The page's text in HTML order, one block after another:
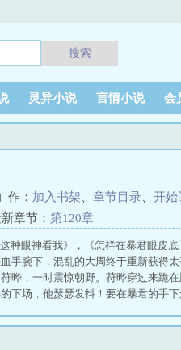
搜索
灵异小说 言情小说 会
作： 加入书架 章节目录
开始
章节： 第120章
种眼神看我》，《怎样在暴君眼皮
手腕下，混乱的大周终于重新获得
晔，一时震惊朝野。苻晔穿过来跪
下场，他瑟瑟发抖！要在暴君的手
力治天下，诸皇子全都能征善战，